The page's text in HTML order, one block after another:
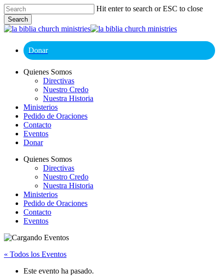
Skip
to
main
content
Hit enter to search or ESC to close
Search
Close
Donar
Menu
Quienes Somos
Directivas
Nuestro Credo
Nuestra Historia
Ministerios
Pedido de Oraciones
Contacto
Eventos
Donar
Quienes Somos
Directivas
Nuestro Credo
Nuestra Historia
Ministerios
Pedido de Oraciones
Contacto
Eventos
« Todos los Eventos
Este evento ha pasado.